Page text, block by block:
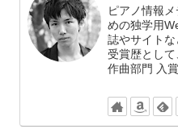
ピアノ情報
めの独学用
誌やサイト
受賞歴とし
作曲部門 入賞